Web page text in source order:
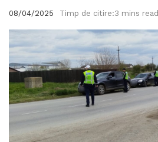
08/04/2025 Timp de citire:3 mins read